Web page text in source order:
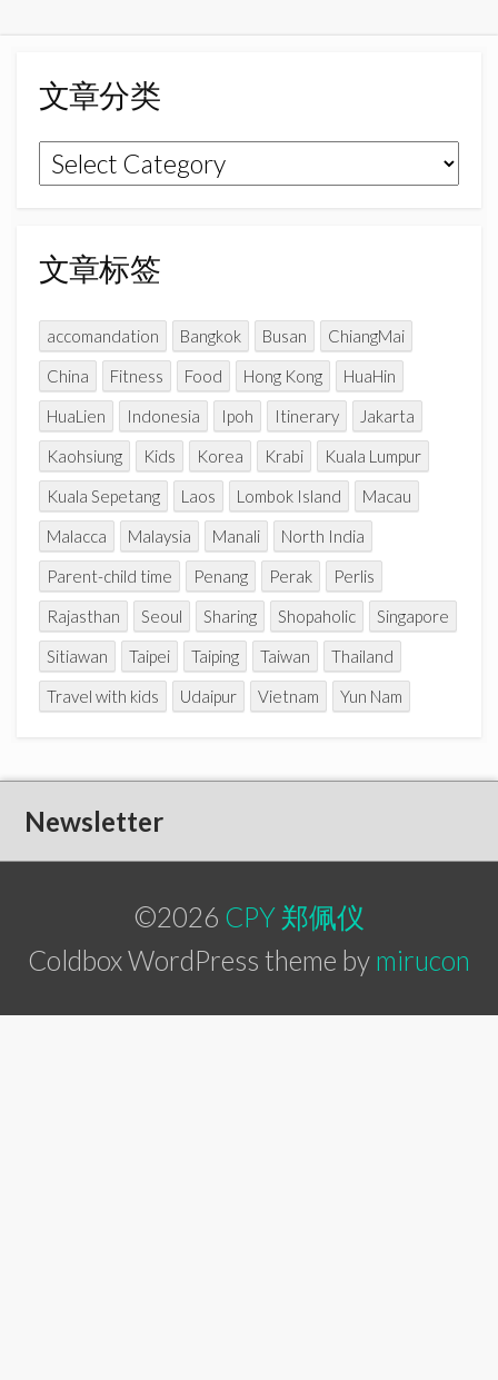
o
o
k
r
a
m
e
C
h
文章分类
文
章
类
文章标签
accomandation Bangkok Busan
ChiangMai
China
Fitness Food Hong Kong
HuaHin
HuaLien
Indonesia Ipoh Itinerary
Jakarta
Kaohsiung
Kids Korea Krabi
Kuala Lumpur
Kuala Sepetang
Laos Lombok Island
Macau
Malacca
Malaysia Manali
North India
Parent-child time
Penang Perak
Perlis
Rajasthan
Seoul Sharing Shopaholic
Singapore
Sitiawan
Taipei Taiping Taiwan
Thailand
Travel with kids
Udaipur Vietnam Yun Nam
Newsletter
©2026 CPY 郑佩仪
Coldbox WordPress theme by mirucon